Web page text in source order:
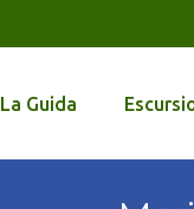
La Guida